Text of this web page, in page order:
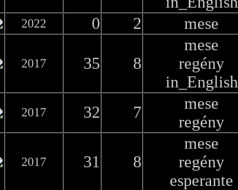
2022 0 2 mese
2017 35 8
mese
regény
in_English
2017 32 7
mese
regény
2017 31 8
mese
regény
esperante